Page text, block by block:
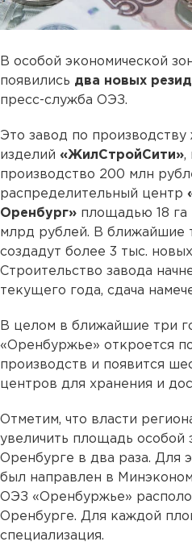
В особой экономической
появились два новых
пресс-служба ОЭЗ.
Это завод по
изделий «ЖилСтройСити»,
производство 200 млн
распределительный центр
Оренбург» площадью 18 га
млрд рублей. В ближайшие
создадут более 3 тыс.
Строительство завода
текущего года, сдача
В целом в ближайшие три
«Оренбуржье» откроется
производств и появится
центров для хранения и
Отметим, что власти
увеличить площадь особой
Оренбурге в два раза. Для
был направлен в
ОЭЗ «Оренбуржье»
Оренбурге. Для каждой
специализация.